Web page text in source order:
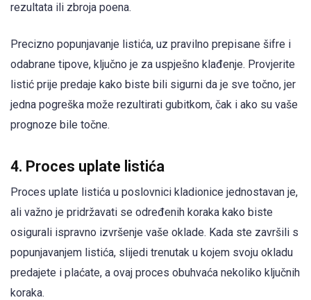
rezultata ili zbroja poena.
Precizno popunjavanje listića, uz pravilno prepisane šifre i
odabrane tipove, ključno je za uspješno klađenje. Provjerite
listić prije predaje kako biste bili sigurni da je sve točno, jer
jedna pogreška može rezultirati gubitkom, čak i ako su vaše
prognoze bile točne.
4. Proces uplate listića
Proces uplate listića u poslovnici kladionice jednostavan je,
ali važno je pridržavati se određenih koraka kako biste
osigurali ispravno izvršenje vaše oklade. Kada ste završili s
popunjavanjem listića, slijedi trenutak u kojem svoju okladu
predajete i plaćate, a ovaj proces obuhvaća nekoliko ključnih
koraka.